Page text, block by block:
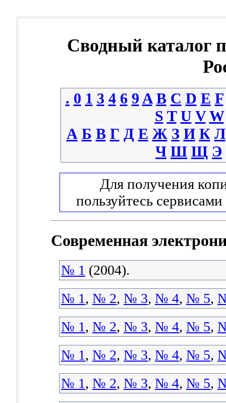
Сводный каталог
. 0 1 3 4 6 9 A B C D E F
S T U V W
А Б В Г Д Е Ж З И К Л
Ч Ш Щ Э
Для получения
пользуйтесь сервисами
Современная
№ 1 (2004).
№ 1, № 2, № 3, № 4, № 5,
№ 1, № 2, № 3, № 4, № 5,
№ 1, № 2, № 3, № 4, № 5,
№ 1, № 2, № 3, № 4, № 5,